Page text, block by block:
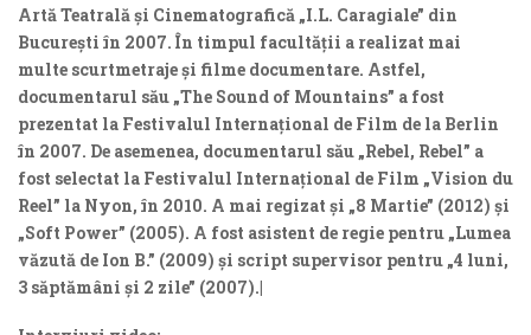
Artă Teatrală și Cinematografică „I.L. Caragiale” din
București în 2007. În timpul facultății a realizat mai
multe scurtmetraje și filme documentare. Astfel,
documentarul său „The Sound of Mountains” a fost
prezentat la Festivalul Internațional de Film de la Berlin
în 2007. De asemenea, documentarul său „Rebel, Rebel” a
fost selectat la Festivalul Internațional de Film „Vision du
Reel” la Nyon, în 2010. A mai regizat și „8 Martie” (2012) și
„Soft Power” (2005). A fost asistent de regie pentru „Lumea
văzută de Ion B.” (2009) și script supervisor pentru „4 luni,
3 săptămâni și 2 zile” (2007).|